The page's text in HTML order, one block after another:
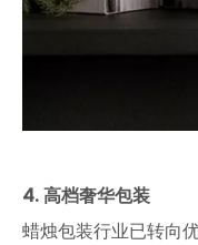
4. 高档奢华包装
蜡烛包装行业已转向